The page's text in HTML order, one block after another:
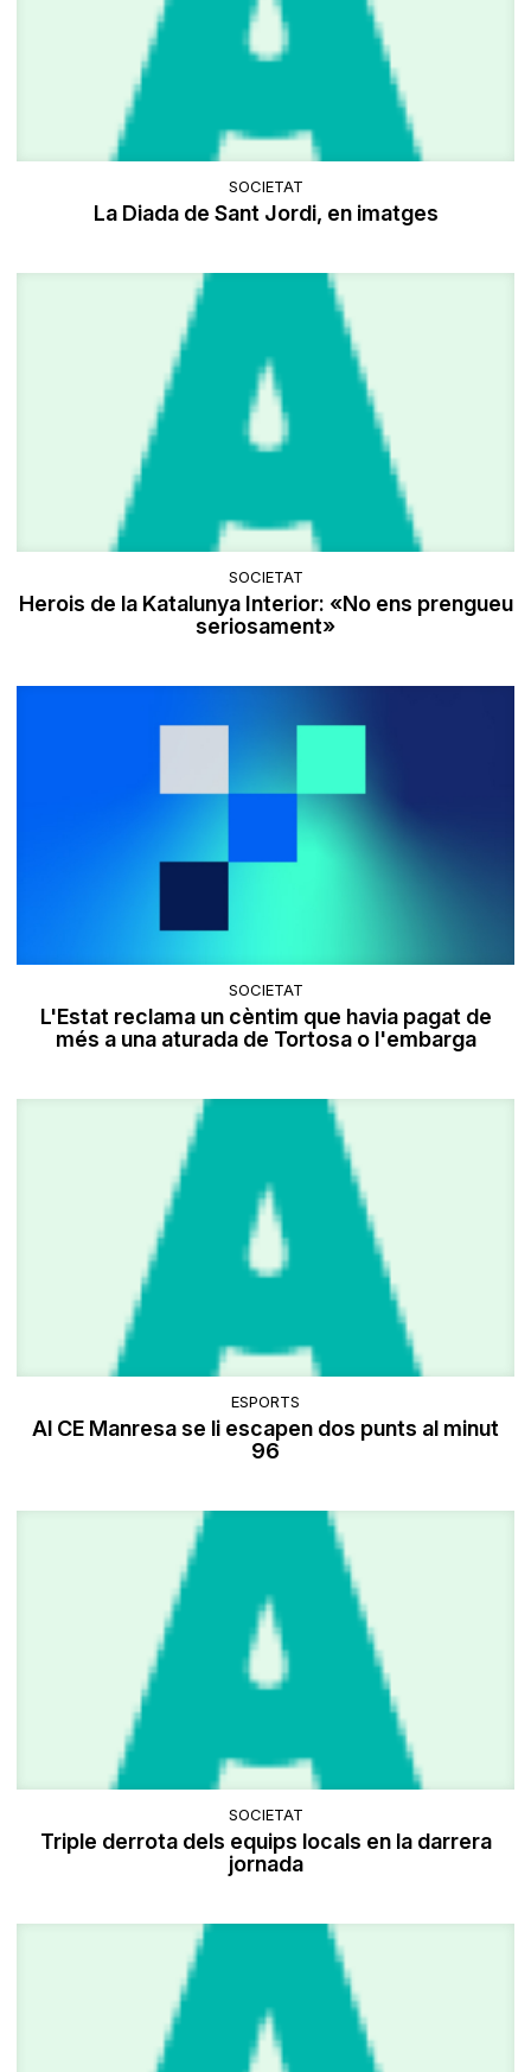
SOCIETAT
La Diada de Sant Jordi, en imatges
SOCIETAT
Herois de la Katalunya Interior: «No ens prengueu
seriosament»
SOCIETAT
L'Estat reclama un cèntim que havia pagat de
més a una aturada de Tortosa o l'embarga
ESPORTS
Al CE Manresa se li escapen dos punts al minut
96
SOCIETAT
Triple derrota dels equips locals en la darrera
jornada